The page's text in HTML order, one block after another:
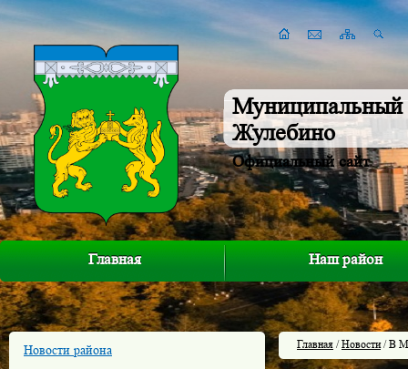
Муниципальный
Жулебино
Официальный сайт
Главная Наш район
Новости района
Главная /Новости/ В